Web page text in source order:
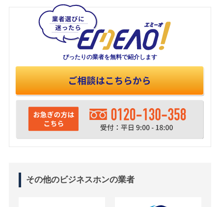
ぴったりの業者を無料で紹介します
その他のビジネスホンの業者